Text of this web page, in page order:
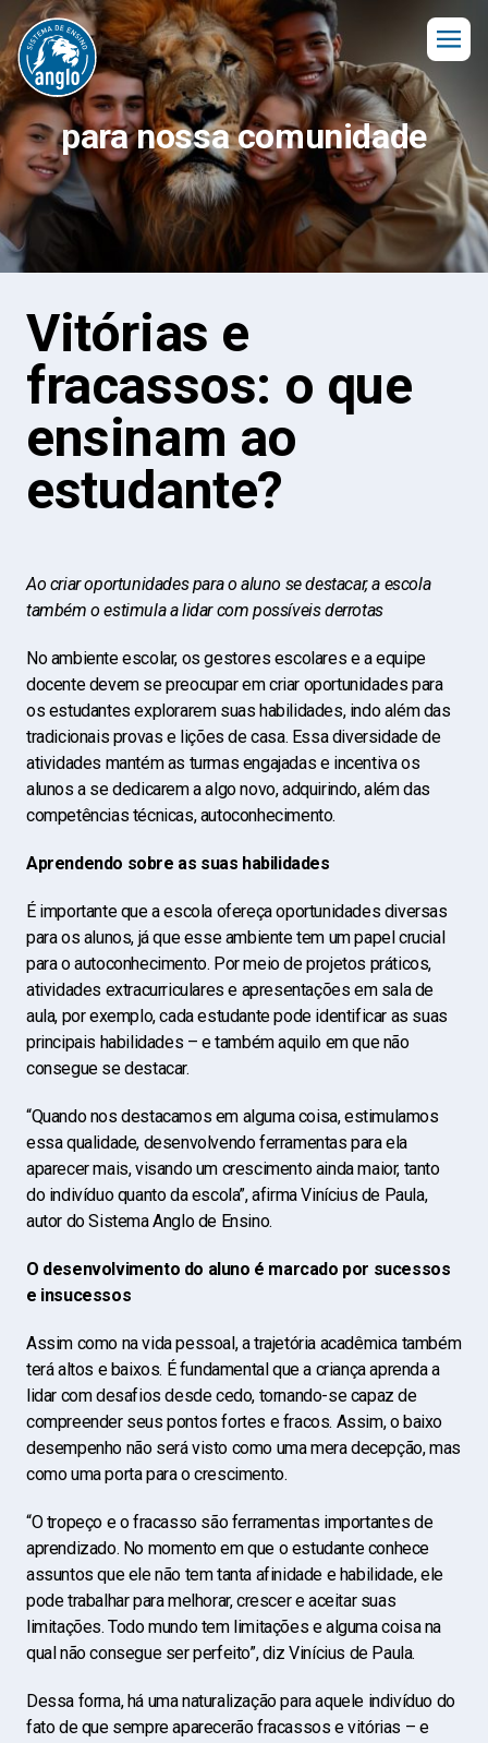
para nossa comunidade
Vitórias e
fracassos: o que
ensinam ao
estudante?
Ao criar oportunidades para o aluno se destacar, a escola
também o estimula a lidar com possíveis derrotas
No ambiente escolar, os gestores escolares e a equipe
docente devem se preocupar em criar oportunidades para
os estudantes explorarem suas habilidades, indo além das
tradicionais provas e lições de casa. Essa diversidade de
atividades mantém as turmas engajadas e incentiva os
alunos a se dedicarem a algo novo, adquirindo, além das
competências técnicas, autoconhecimento.
Aprendendo sobre as suas habilidades
É importante que a escola ofereça oportunidades diversas
para os alunos, já que esse ambiente tem um papel crucial
para o autoconhecimento. Por meio de projetos práticos,
atividades extracurriculares e apresentações em sala de
aula, por exemplo, cada estudante pode identificar as suas
principais habilidades – e também aquilo em que não
consegue se destacar.
“Quando nos destacamos em alguma coisa, estimulamos
essa qualidade, desenvolvendo ferramentas para ela
aparecer mais, visando um crescimento ainda maior, tanto
do indivíduo quanto da escola”, afirma Vinícius de Paula,
autor do Sistema Anglo de Ensino.
O desenvolvimento do aluno é marcado por sucessos
e insucessos
Assim como na vida pessoal, a trajetória acadêmica também
terá altos e baixos. É fundamental que a criança aprenda a
lidar com desafios desde cedo, tornando-se capaz de
compreender seus pontos fortes e fracos. Assim, o baixo
desempenho não será visto como uma mera decepção, mas
como uma porta para o crescimento.
“O tropeço e o fracasso são ferramentas importantes de
aprendizado. No momento em que o estudante conhece
assuntos que ele não tem tanta afinidade e habilidade, ele
pode trabalhar para melhorar, crescer e aceitar suas
limitações. Todo mundo tem limitações e alguma coisa na
qual não consegue ser perfeito”, diz Vinícius de Paula.
Dessa forma, há uma naturalização para aquele indivíduo do
fato de que sempre aparecerão fracassos e vitórias – e